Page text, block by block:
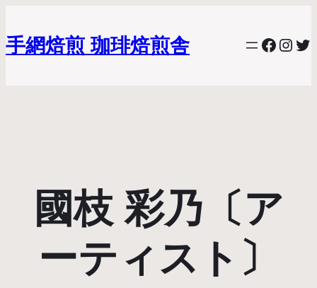
手網焙煎 珈琲焙煎舎
國枝 彩乃〔ア
ーティスト〕